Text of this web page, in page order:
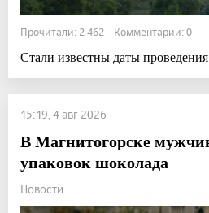
Прочитали: 2 462 Комментарии: 0
Стали известны даты
15:19, 4 авг 2026
В Магнитогорске
упаковок шоколада
Новости